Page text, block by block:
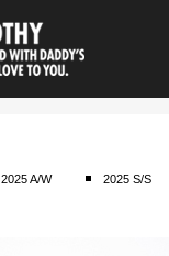
2025 A/W 2025 S/S